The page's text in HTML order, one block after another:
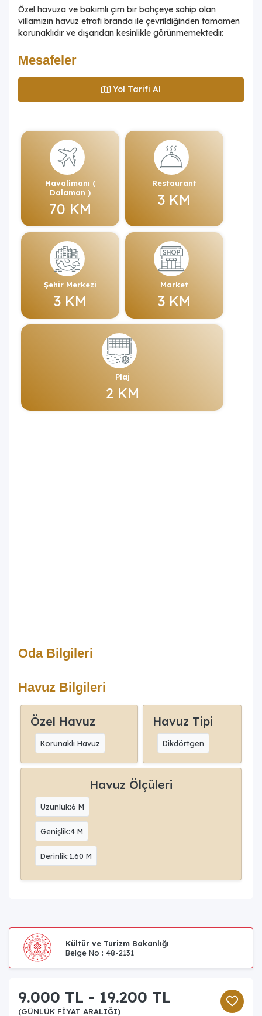
Özel havuza ve bakımlı çim bir bahçeye sahip olan
villamızın havuz etrafı branda ile çevrildiğinden tamamen
korunaklıdır ve dışarıdan kesinlikle görünmemektedir.
Mesafeler
Yol Tarifi Al
Havalimanı (
Dalaman )
70 KM
Restaurant
3 KM
Şehir Merkezi
3 KM
Market
3 KM
Plaj
2 KM
Oda Bilgileri
Havuz Bilgileri
Özel Havuz
Korunaklı Havuz
Havuz Tipi
Dikdörtgen
Havuz Ölçüleri
Uzunluk:6 M
Genişlik:4 M
Derinlik:1.60 M
Kültür ve Turizm Bakanlığı
Belge No : 48-2131
9.000 TL - 19.200 TL
(GÜNLÜK FIYAT ARALIĞI)